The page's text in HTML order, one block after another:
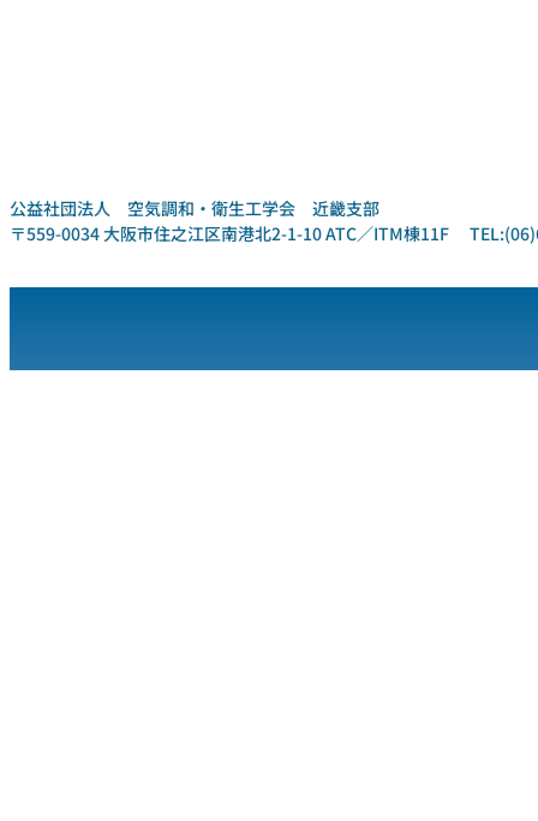
公益社団法人 空気調和・衛生工学会 近畿支部
〒559-0034 大阪市住之江区南港北2-1-10 ATC／ITM棟11F